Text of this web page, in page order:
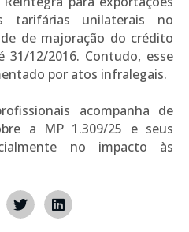
tarifárias unilaterais no
de majoração do crédito
31/12/2016. Contudo, esse
por atos infralegais.
acompanha de
a MP 1.309/25 e seus
no impacto às